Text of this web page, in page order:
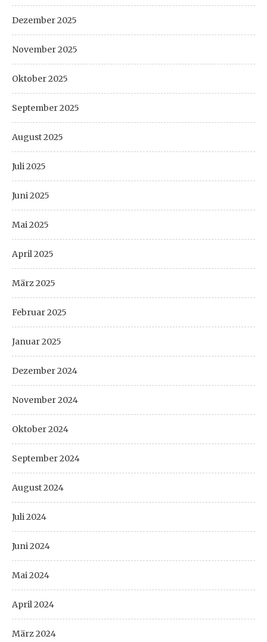
Dezember 2025
November 2025
Oktober 2025
September 2025
August 2025
Juli 2025
Juni 2025
Mai 2025
April 2025
März 2025
Februar 2025
Januar 2025
Dezember 2024
November 2024
Oktober 2024
September 2024
August 2024
Juli 2024
Juni 2024
Mai 2024
April 2024
März 2024